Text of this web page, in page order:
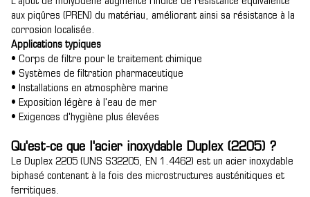
aux piqûres (PREN) du matériau, améliorant ainsi sa résistance à la
corrosion localisée.
Applications typiques
• Corps de filtre pour le traitement chimique
• Systèmes de filtration pharmaceutique
• Installations en atmosphère marine
• Exposition légère à l'eau de mer
• Exigences d'hygiène plus élevées
Qu'est-ce que l'acier inoxydable Duplex (2205) ?
Le Duplex 2205 (UNS S32205, EN 1.4462) est un acier inoxydable
biphasé contenant à la fois des microstructures austénitiques et
ferritiques.